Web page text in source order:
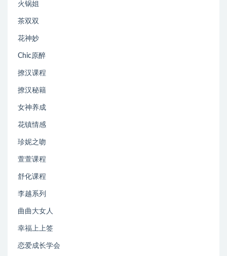
火锅姐
茶双双
花神妙
Chic原醉
撩汉课程
撩汉秘籍
女神养成
花镇情感
珍妮之吻
萱萱课程
舒化课程
李越系列
曲曲大女人
幸福上上签
恋爱成长学会